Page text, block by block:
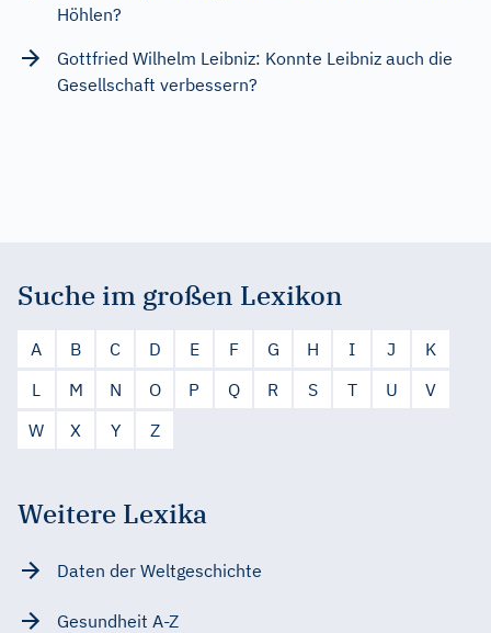
Höhlen?
Gottfried Wilhelm Leibniz: Konnte Leibniz auch die
Gesellschaft verbessern?
Suche im großen Lexikon
A B C D E F G H I J
K
L
M N O P Q R S T U
V
W
X Y Z
Weitere Lexika
Daten der Weltgeschichte
Gesundheit A-Z